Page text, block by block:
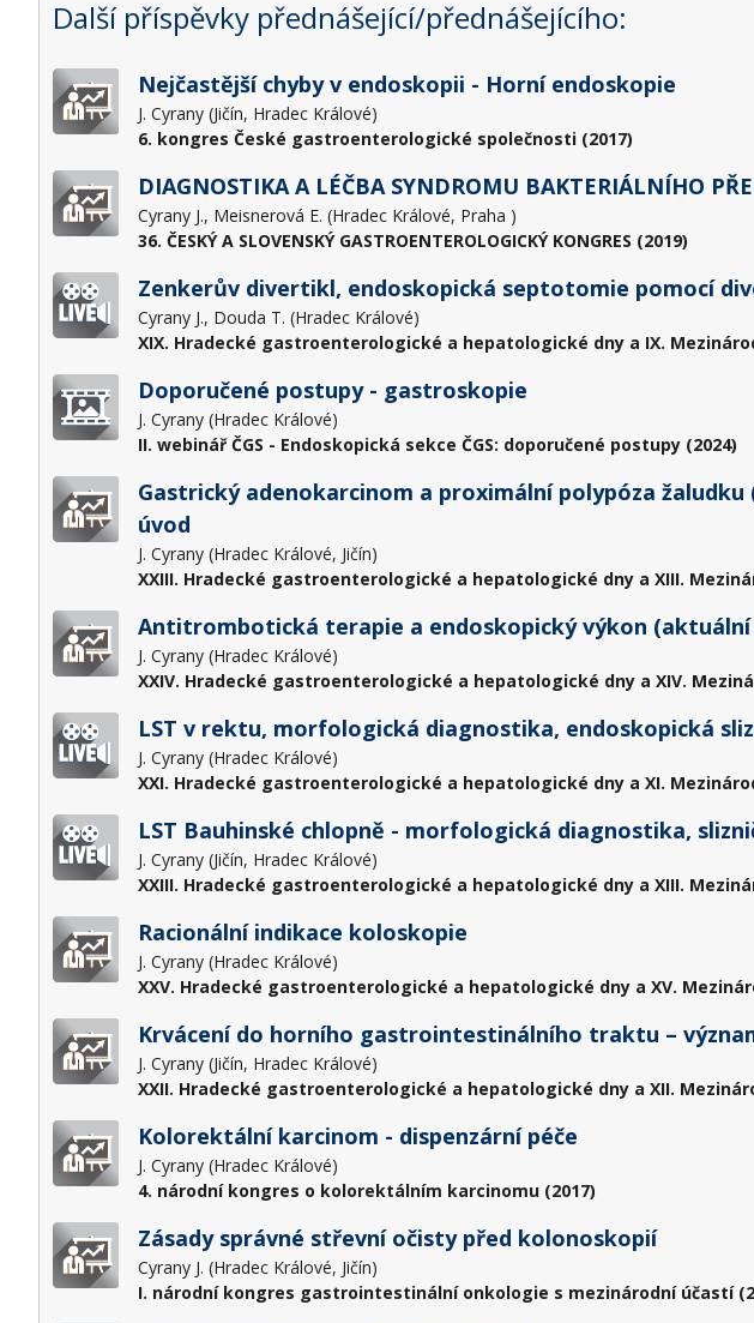
Další příspěvky přednášející/přednášejícího:
Nejčastější chyby v endoskopii - Horní endoskopie
J. Cyrany (Jičín, Hradec Králové)
6. kongres České gastroenterologické společnosti (2017)
DIAGNOSTIKA A LÉČBA SYNDROMU BAKTERIÁLNÍHO
Cyrany J., Meisnerová E. (Hradec Králové, Praha )
36. ČESKÝ A SLOVENSKÝ GASTROENTEROLOGICKÝ KONGRES (2019)
Zenkerův divertikl, endoskopická septotomie pomocí
Cyrany J., Douda T. (Hradec Králové)
XIX. Hradecké gastroenterologické a hepatologické dny a IX.
Doporučené postupy - gastroskopie
J. Cyrany (Hradec Králové)
II. webinář ČGS - Endoskopická sekce ČGS: doporučené postupy (2024)
Gastrický adenokarcinom a proximální polypóza žaludku
úvod
J. Cyrany (Hradec Králové, Jičín)
XXIII. Hradecké gastroenterologické a hepatologické dny a XIII.
Antitrombotická terapie a endoskopický výkon (aktuální
J. Cyrany (Hradec Králové)
XXIV. Hradecké gastroenterologické a hepatologické dny a XIV.
LST v rektu, morfologická diagnostika, endoskopická
J. Cyrany (Hradec Králové)
XXI. Hradecké gastroenterologické a hepatologické dny a XI.
LST Bauhinské chlopně - morfologická diagnostika,
J. Cyrany (Jičín, Hradec Králové)
XXIII. Hradecké gastroenterologické a hepatologické dny a XIII.
Racionální indikace koloskopie
J. Cyrany (Hradec Králové)
XXV. Hradecké gastroenterologické a hepatologické dny a XV.
Krvácení do horního gastrointestinálního traktu –
J. Cyrany (Jičín, Hradec Králové)
XXII. Hradecké gastroenterologické a hepatologické dny a XII.
Kolorektální karcinom - dispenzární péče
J. Cyrany (Hradec Králové)
4. národní kongres o kolorektálním karcinomu (2017)
Zásady správné střevní očisty před kolonoskopií
Cyrany J. (Hradec Králové, Jičín)
I. národní kongres gastrointestinální onkologie s mezinárodní účastí